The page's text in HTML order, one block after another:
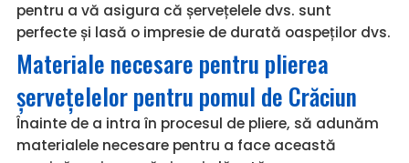
pentru a vă asigura că șervețelele dvs. sunt
perfecte și lasă o impresie de durată oaspeților dvs.
Materiale necesare pentru plierea
șervețelelor pentru pomul de Crăciun
Înainte de a intra în procesul de pliere, să adunăm
materialele necesare pentru a face această